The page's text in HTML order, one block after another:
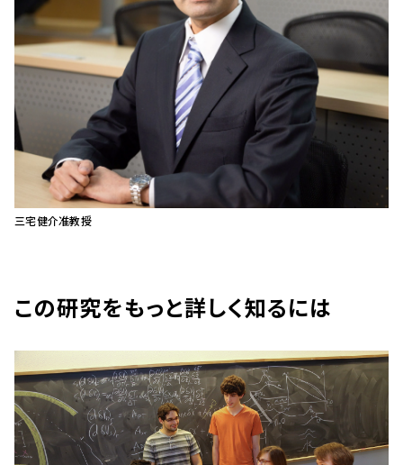
三宅健介准教授
この研究をもっと詳しく知るには